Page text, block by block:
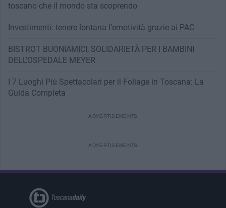
toscano che il mondo sta scoprendo
Investimenti: tenere lontana l’emotività grazie ai PAC
BISTROT BUONIAMICI, SOLIDARIETÀ PER I BAMBINI
DELL’OSPEDALE MEYER
I 7 Luoghi Più Spettacolari per il Foliage in Toscana: La
Guida Completa